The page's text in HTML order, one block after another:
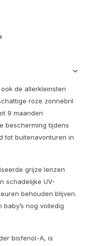
ook de allerkleinsten
roze zonnebril
9 maanden
bescherming tijdens
tot buitenavonturen in
grijze lenzen
schadelijke UV-
behouden blijven.
nog volledig
bisfenol-A, is